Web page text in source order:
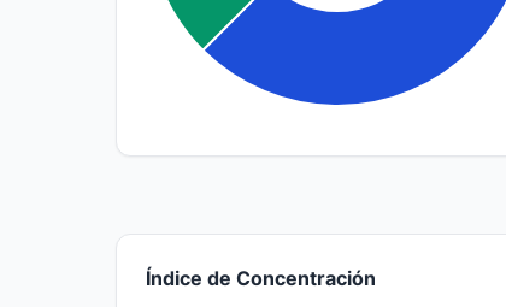
Índice de Concentración